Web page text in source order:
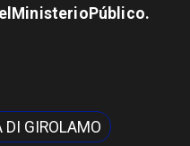
DI GIROLAMO